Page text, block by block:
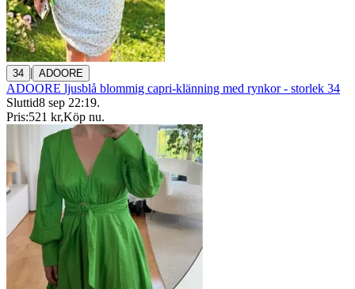
34 | ADOORE
ADOORE ljusblå blommig capri-klänning med rynkor - storlek 34
Sluttid8 sep 22:19.
Pris:521 kr,Köp nu.